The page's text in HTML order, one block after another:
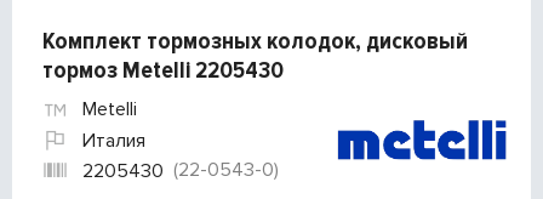
Комплект тормозных колодок, дисковый
тормоз Metelli 2205430
Metelli
Италия
2205430 (22-0543-0)